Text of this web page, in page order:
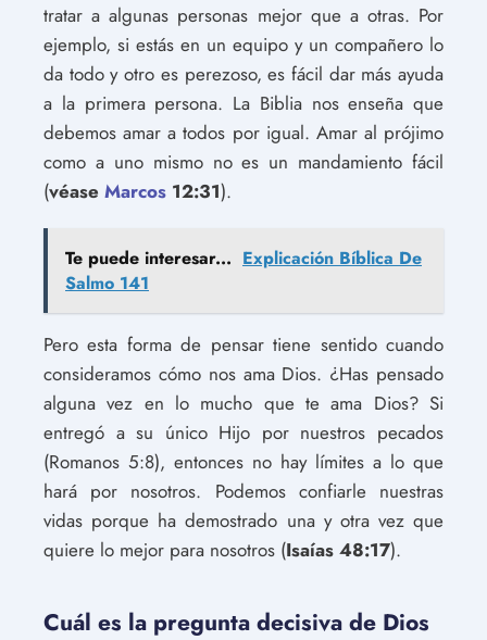
tratar a algunas personas mejor que a otras. Por
ejemplo, si estás en un equipo y un compañero lo
da todo y otro es perezoso, es fácil dar más ayuda
a la primera persona. La Biblia nos enseña que
debemos amar a todos por igual. Amar al prójimo
como a uno mismo no es un mandamiento fácil
(véase Marcos 12:31).
Te puede interesar... Explicación Bíblica De
Salmo 141
Pero esta forma de pensar tiene sentido cuando
consideramos cómo nos ama Dios. ¿Has pensado
alguna vez en lo mucho que te ama Dios? Si
entregó a su único Hijo por nuestros pecados
(Romanos 5:8), entonces no hay límites a lo que
hará por nosotros. Podemos confiarle nuestras
vidas porque ha demostrado una y otra vez que
quiere lo mejor para nosotros (Isaías 48:17).
Cuál es la pregunta decisiva de Dios